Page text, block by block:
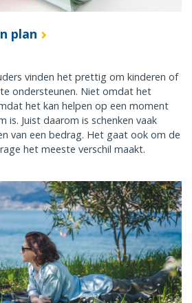
plan
vinden het prettig om kinderen of
ondersteunen. Niet omdat het
het kan helpen op een moment
is. Juist daarom is schenken vaak
van een bedrag. Het gaat ook om de
het meeste verschil maakt.